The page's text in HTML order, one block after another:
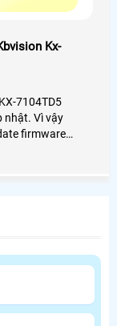
Kx-
7104TD5
Vì vậy
firmware